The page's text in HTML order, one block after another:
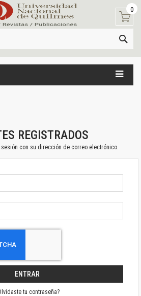
0
REGISTRADOS
sesión con su dirección de correo electrónico.
ENTRAR
tu contraseña?